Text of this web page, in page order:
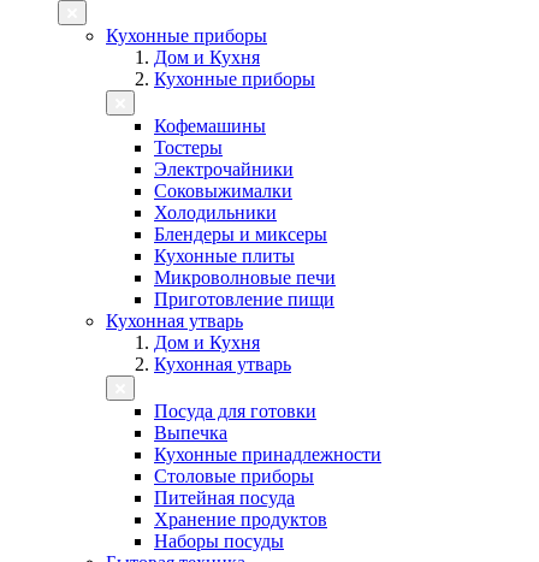
Кухонные приборы
Дом и Кухня
Кухонные приборы
Кофемашины
Тостеры
Электрочайники
Соковыжималки
Холодильники
Блендеры и миксеры
Кухонные плиты
Микроволновые печи
Приготовление пищи
Кухонная утварь
Дом и Кухня
Кухонная утварь
Посуда для готовки
Выпечка
Кухонные принадлежности
Столовые приборы
Питейная посуда
Хранение продуктов
Наборы посуды